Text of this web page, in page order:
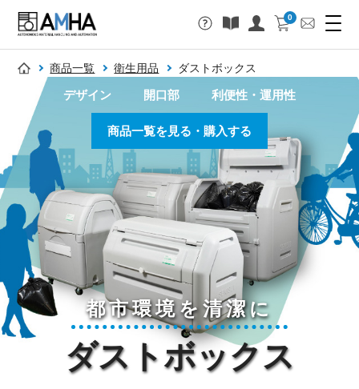
0
商品一覧 衛生用品 ダストボックス
デザイン 開口部 利便性・運用性
商品一覧を見る・購入する
都市環境を清潔に
ダストボックス